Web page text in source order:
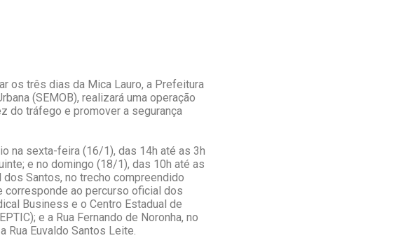
os três dias da Mica Lauro, a Prefeitura
(SEMOB), realizará uma operação
do tráfego e promover a segurança
na sexta-feira (16/1), das 14h até as 3h
e no domingo (18/1), das 10h até as
Santos, no trecho compreendido
corresponde ao percurso oficial dos
Business e o Centro Estadual de
e a Rua Fernando de Noronha, no
Rua Euvaldo Santos Leite.